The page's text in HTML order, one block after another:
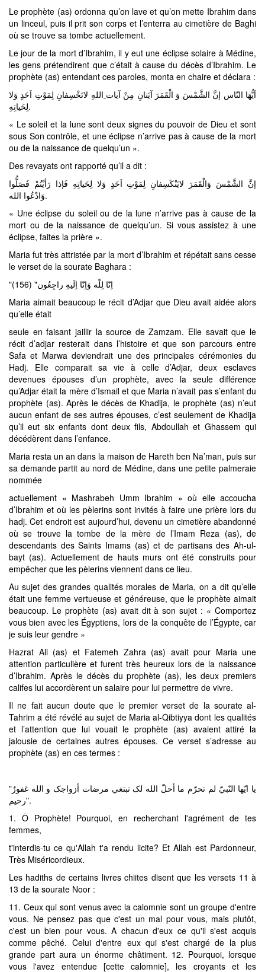
Le prophète (as) ordonna qu’on lave et qu’on mette Ibrahim dans
un linceul, puis il prit son corps et l’enterra au cimetière de Baghi
où se trouve sa tombe actuellement.
Le jour de la mort d’Ibrahim, il y eut une éclipse solaire à Médine,
les gens prétendirent que c’était à cause du décès d’Ibrahim. Le
prophète (as) entendant ces paroles, monta en chaire et déclara :
اَيُّهَا النّاس إنَّ الشَّمْسَ وَ الْقَمَرَ آيَتانِ مِنْ آيات ِاللهِ لاتَخْسِفانِ لِمَوْتِ اَحَدٍ وَلا
لِحَياتِهِ.
« Le soleil et la lune sont deux signes du pouvoir de Dieu et sont
sous Son contrôle, et une éclipse n’arrive pas à cause de la mort
ou de la naissance de quelqu’un ».
Des revayats ont rapporté qu’il a dit :
إنَّ الشَّمْسَ وَالْقَمَرَ لايَنْكَسِفانِ لِمَوْتِ اَحَدٍ وَلا لِحَياتِهِ فَإذا رَأيْتُمْ فَصَلُّوا
وَادْعُوا الله.
« Une éclipse du soleil ou de la lune n’arrive pas à cause de la
mort ou de la naissance de quelqu’un. Si vous assistez à une
éclipse, faites la prière ».
Maria fut très attristée par la mort d’Ibrahim et répétait sans cesse
le verset de la sourate Baghara :
"اِنّا لِلّه وَاِنّا اِلَيهِ راجِعُون" (156)
Maria aimait beaucoup le récit d’Adjar que Dieu avait aidée alors
qu’elle était
seule en faisant jaillir la source de Zamzam. Elle savait que le
récit d’adjar resterait dans l’histoire et que son parcours entre
Safa et Marwa deviendrait une des principales cérémonies du
Hadj. Elle comparait sa vie à celle d’Adjar, deux esclaves
devenues épouses d’un prophète, avec la seule différence
qu’Adjar était la mère d’Ismail et que Maria n’avait pas s’enfant du
prophète (as). Après le décès de Khadija, le prophète (as) n’eut
aucun enfant de ses autres épouses, c’est seulement de Khadija
qu’il eut six enfants dont deux fils, Abdoullah et Ghassem qui
décédèrent dans l’enfance.
Maria resta un an dans la maison de Hareth ben Na’man, puis sur
sa demande partit au nord de Médine, dans une petite palmeraie
nommée
actuellement « Mashrabeh Umm Ibrahim » où elle accoucha
d’Ibrahim et où les pèlerins sont invités à faire une prière lors du
hadj. Cet endroit est aujourd’hui, devenu un cimetière abandonné
où se trouve la tombe de la mère de l’Imam Reza (as), de
descendants des Saints Imams (as) et de partisans des Ah-ul-
bayt (as). Actuellement de hauts murs ont été construits pour
empêcher que les pèlerins viennent dans ce lieu.
Au sujet des grandes qualités morales de Maria, on a dit qu’elle
était une femme vertueuse et généreuse, que le prophète aimait
beaucoup. Le prophète (as) avait dit à son sujet : « Comportez
vous bien avec les Égyptiens, lors de la conquête de l’Égypte, car
je suis leur gendre »
Hazrat Ali (as) et Fatemeh Zahra (as) avait pour Maria une
attention particulière et furent très heureux lors de la naissance
d’Ibrahim. Après le décès du prophète (as), les deux premiers
califes lui accordèrent un salaire pour lui permettre de vivre.
Il ne fait aucun doute que le premier verset de la sourate al-
Tahrim a été révélé au sujet de Maria al-Qibtiyya dont les qualités
et l’attention que lui vouait le prophète (as) avaient attiré la
jalousie de certaines autres épouses. Ce verset s’adresse au
prophète (as) en ces termes :
"يا ايّها النّبيّ لم تحرّم ما أحلّ الله لک تبتغي مرضات أزواجک و الله غفورٌ
رحيم".
1. Ô Prophète! Pourquoi, en recherchant l'agrément de tes
femmes,
t'interdis-tu ce qu'Allah t'a rendu licite? Et Allah est Pardonneur,
Très Miséricordieux.
Les hadiths de certains livres chiites disent que les versets 11 à
13 de la sourate Noor :
11. Ceux qui sont venus avec la calomnie sont un groupe d'entre
vous. Ne pensez pas que c'est un mal pour vous, mais plutôt,
c'est un bien pour vous. A chacun d'eux ce qu'il s'est acquis
comme pêché. Celui d'entre eux qui s'est chargé de la plus
grande part aura un énorme châtiment. 12. Pourquoi, lorsque
vous l'avez entendue [cette calomnie], les croyants et les